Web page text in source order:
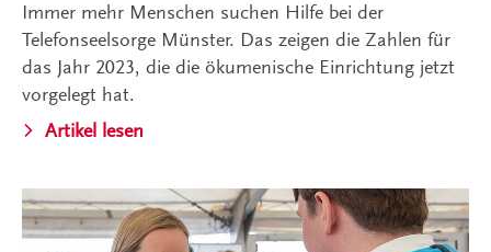
Immer mehr Menschen suchen Hilfe bei der
Telefonseelsorge Münster. Das zeigen die Zahlen für
das Jahr 2023, die die ökumenische Einrichtung jetzt
vorgelegt hat.
Artikel lesen